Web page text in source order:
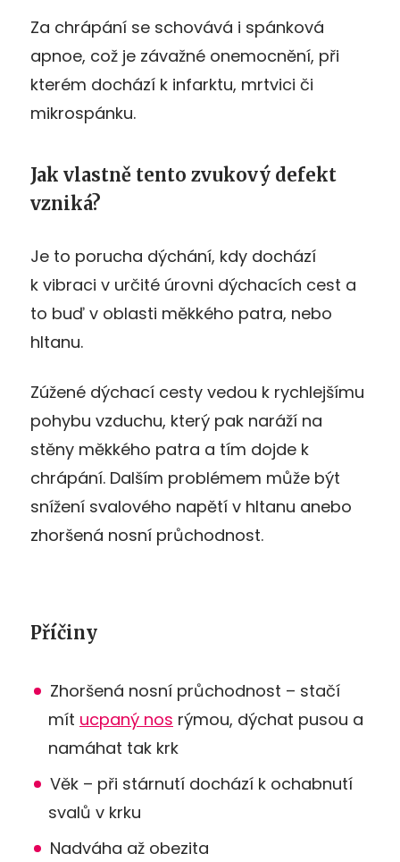
Za chrápání se schovává i spánková
apnoe, což je závažné onemocnění, při
kterém dochází k infarktu, mrtvici či
mikrospánku.
Jak vlastně tento zvukový defekt
vzniká?
Je to porucha dýchání, kdy dochází
k vibraci v určité úrovni dýchacích cest a
to buď v oblasti měkkého patra, nebo
hltanu.
Zúžené dýchací cesty vedou k rychlejšímu
pohybu vzduchu, který pak naráží na
stěny měkkého patra a tím dojde k
chrápání. Dalším problémem může být
snížení svalového napětí v hltanu anebo
zhoršená nosní průchodnost.
Příčiny
Zhoršená nosní průchodnost – stačí
mít ucpaný nos rýmou, dýchat pusou a
namáhat tak krk
Věk – při stárnutí dochází k ochabnutí
svalů v krku
Nadváha až obezita